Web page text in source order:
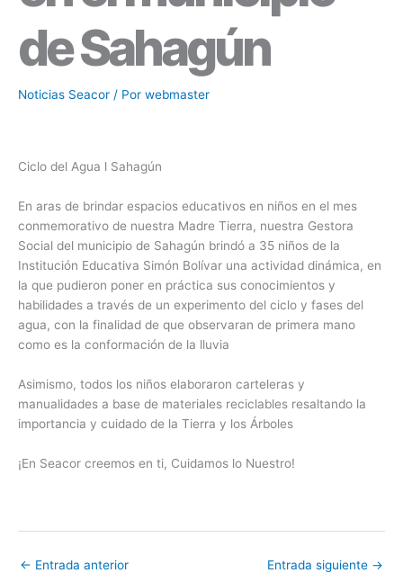
de Sahagún
Noticias Seacor / Por webmaster
Ciclo del Agua l Sahagún
En aras de brindar espacios educativos en niños en el mes
conmemorativo de nuestra Madre Tierra, nuestra Gestora
Social del municipio de Sahagún brindó a 35 niños de la
Institución Educativa Simón Bolívar una actividad dinámica, en
la que pudieron poner en práctica sus conocimientos y
habilidades a través de un experimento del ciclo y fases del
agua, con la finalidad de que observaran de primera mano
como es la conformación de la lluvia
Asimismo, todos los niños elaboraron carteleras y
manualidades a base de materiales reciclables resaltando la
importancia y cuidado de la Tierra y los Árboles
¡En Seacor creemos en ti, Cuidamos lo Nuestro!
← Entrada anterior Entrada siguiente →